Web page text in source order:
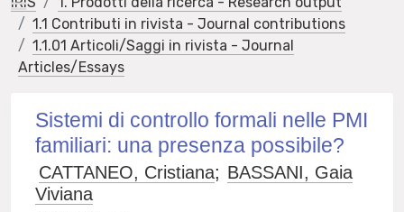
1.1 Contributi in rivista - Journal contributions
1.1.01 Articoli/Saggi in rivista - Journal
Articles/Essays
Sistemi di controllo formali nelle PMI
familiari: una presenza possibile?
CATTANEO, Cristiana; BASSANI, Gaia
Viviana